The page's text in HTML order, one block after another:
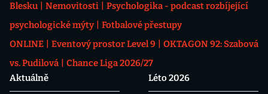
Blesku
Nemovitosti
Psychologika - podcast rozbíjející
psychologické mýty
Fotbalové přestupy
ONLINE
Eventový prostor Level 9
OKTAGON 92: Szabová
vs. Pudilová
Chance Liga 2026/27
Aktuálně
Léto 2026